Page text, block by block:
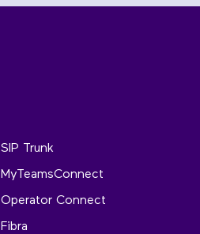
SIP Trunk
MyTeamsConnect
Operator Connect
Fibra